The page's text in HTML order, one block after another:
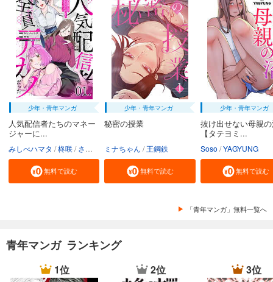
少年・青年マンガ
人気配信者たちのマネー
ジャーに...
みしべハマタ 柊咲 さかむけ
無料で読む
少年・青年マンガ
秘密の授業
ミナちゃん 王鋼鉄
無料で読む
少年・青年マンガ
抜け出せない母親
【タテヨミ...
Soso YAGYUNG
無料で読む
「青年マンガ」無料一覧へ
青年マンガ ランキング
1位 2位 3位